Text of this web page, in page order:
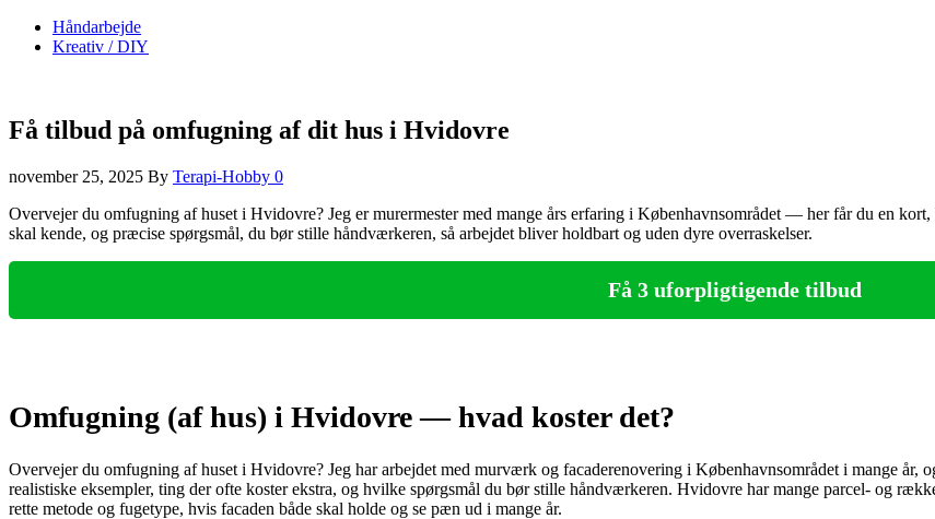
Håndarbejde
Kreativ / DIY
Få tilbud på omfugning af dit hus i Hvidovre
november 25, 2025 By Terapi-Hobby 0
Overvejer du omfugning af huset i Hvidovre? Jeg er murermester med mange års erfaring i Københavnsområdet — her får du en
skal kende, og præcise spørgsmål, du bør stille håndværkeren, så arbejdet bliver holdbart og uden dyre overraskelser.
Få 3 uforpligtigende tilbud
Omfugning (af hus) i Hvidovre — hvad koster det?
Overvejer du omfugning af huset i Hvidovre? Jeg har arbejdet med murværk og facaderenovering i Københavnsområdet i mange
realistiske eksempler, ting der ofte koster ekstra, og hvilke spørgsmål du bør stille håndværkeren. Hvidovre har mange parcel- og
rette metode og fugetype, hvis facaden både skal holde og se pæn ud i mange år.